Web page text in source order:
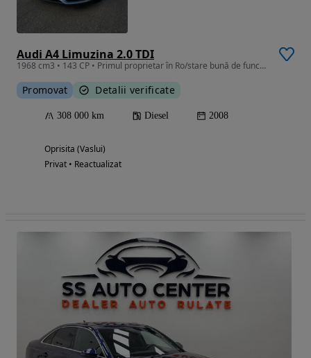
Audi A4 Limuzina 2.0 TDI
1968 cm3 • 143 CP • Primul proprietar în Ro/stare bună de funcționare
Promovat Detalii verificate
308 000 km Diesel 2008
Oprisita (Vaslui)
Privat • Reactualizat